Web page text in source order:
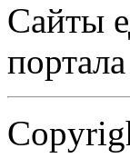
Сайты